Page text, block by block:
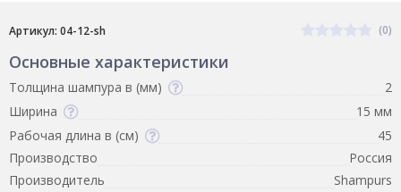
Артикул: 04-12-sh (0)
Основные характеристики
Толщина шампура в (мм)
2
Ширина
15 мм
Рабочая длина в (см)
45
Производство
Россия
Производитель
Shampurs